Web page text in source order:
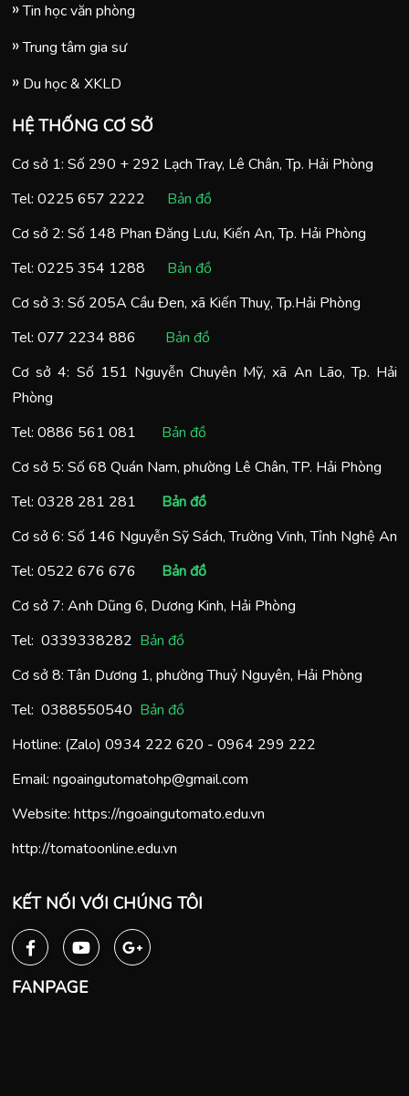
Tin học văn phòng
Trung tâm gia sư
Du học & XKLD
HỆ THỐNG CƠ SỞ
Cơ sở 1: Số 290 + 292 Lạch Tray, Lê Chân, Tp. Hải Phòng
Tel: 0225 657 2222
Bản đồ
Cơ sở 2: Số 148 Phan Đăng Lưu, Kiến An, Tp. Hải Phòng
Tel: 0225 354 1288
Bản đồ
Cơ sở 3: Số 205A Cầu Đen, xã Kiến Thuỵ, Tp.Hải Phòng
Tel: 077 2234 886
Bản đồ
Cơ sở 4: Số 151 Nguyễn Chuyên Mỹ, xã An Lão, Tp. Hải
Phòng
Tel: 0886 561 081
Bản đồ
Cơ sở 5: Số 68 Quán Nam, phường Lê Chân, TP. Hải Phòng
Tel: 0328 281 281
Bản đồ
Cơ sở 6: Số 146 Nguyễn Sỹ Sách, Trường Vinh, Tỉnh Nghệ An
Tel: 0522 676 676
Bản đồ
Cơ sở 7: Anh Dũng 6, Dương Kinh, Hải Phòng
Tel: 0339338282 Bản đồ
Cơ sở 8: Tân Dương 1, phường Thuỷ Nguyên, Hải Phòng
Tel: 0388550540 Bản đồ
Hotline: (Zalo) 0934 222 620 - 0964 299 222
Email: ngoaingutomatohp@gmail.com
Website: https://ngoaingutomato.edu.vn
http://tomatoonline.edu.vn
KẾT NỐI VỚI CHÚNG TÔI
FANPAGE